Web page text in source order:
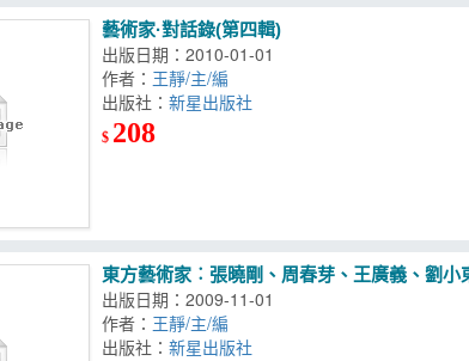
藝術家·對話錄(第四輯)
出版日期：2010-01-01
作者： 王靜/主/編
出版社：新星出版社
$ 208
東方藝術家︰張曉剛、周春芽、王廣義、劉小
出版日期：2009-11-01
作者： 王靜/主/編
出版社：新星出版社